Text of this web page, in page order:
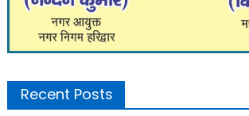
Recent Posts